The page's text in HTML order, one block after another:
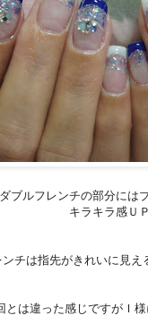
ダブルフレンチの部分には
キラキラ感Ｕ
ンチは指先がきれいに見え
とは違った感じですがＩ